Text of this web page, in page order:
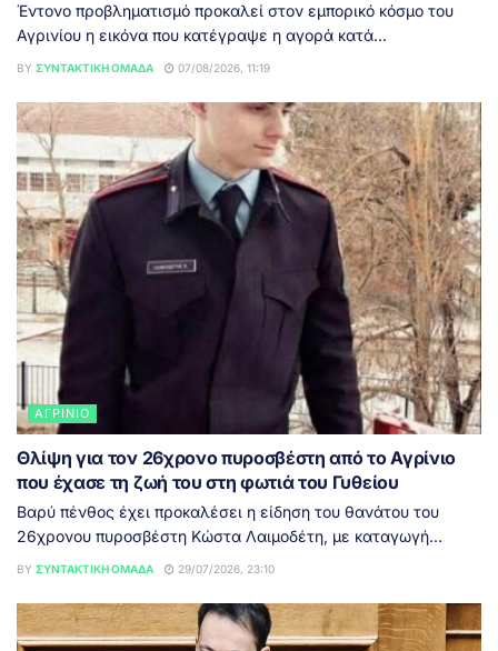
Έντονο προβληματισμό προκαλεί στον εμπορικό κόσμο του
Αγρινίου η εικόνα που κατέγραψε η αγορά κατά...
BY ΣΥΝΤΑΚΤΙΚΉ ΟΜΆΔΑ 07/08/2026, 11:19
ΑΓΡΊΝΙΟ
Θλίψη για τον 26χρονο πυροσβέστη από το Αγρίνιο
που έχασε τη ζωή του στη φωτιά του Γυθείου
Βαρύ πένθος έχει προκαλέσει η είδηση του θανάτου του
26χρονου πυροσβέστη Κώστα Λαιμοδέτη, με καταγωγή...
BY ΣΥΝΤΑΚΤΙΚΉ ΟΜΆΔΑ 29/07/2026, 23:10